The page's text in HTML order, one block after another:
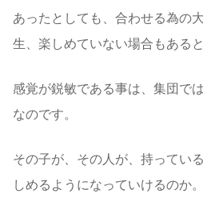
あったとしても、合わせる為の
生、楽しめていない場合もあると
感覚が鋭敏である事は、集団で
なのです。
その子が、その人が、持ってい
しめるようになっていけるのか